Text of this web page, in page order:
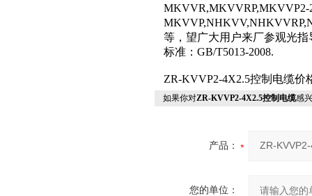
等，望广大用户来厂参观光
标准：GB/T5013-2008.
ZR-KVVP2-4X2.5控制电缆价
如果你对ZR-KVVP2-4X2.5控制电缆感
产品：
您的单位：